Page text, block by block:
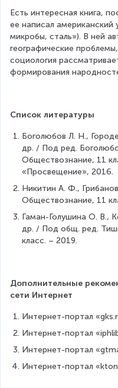
Есть интересная книга,
ее написал
микробы, сталь»). В ней
географические
социология
формирования
Список литературы
Боголюбов Л. Н.,
др. / Под ред.
Обществознание, 11
«Просвещение», 2016.
Никитин А. Ф.,
Обществознание, 11
Гаман-Голушина О. В.,
др. / Под общ. ред.
класс. – 2019.
Дополнительные
сети Интернет
Интернет-портал
Интернет-портал
Интернет-портал
Интернет-портал